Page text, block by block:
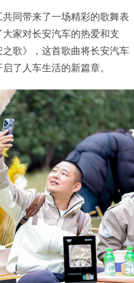
同带来了一场精彩的歌舞表
家对长安汽车的热爱和支
歌》，这首歌曲将长安汽车
了人车生活的新篇章。